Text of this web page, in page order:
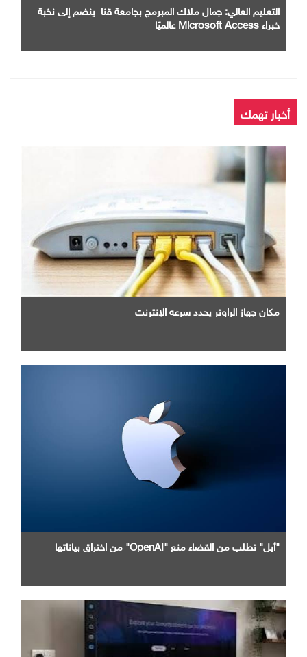
التعليم العالي: جمال ملاك المبرمج بجامعة قنا ينضم إلى نخبة
خبراء Microsoft Access عالميًا
أخبار تهمك
مكان جهاز الراوتر يحدد سرعه الإنترنت
"أبل" تطلب من القضاء منع "OpenAI" من اختراق بياناتها